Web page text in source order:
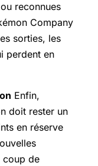
reconnues
Company
sorties, les
perdent en
Enfin,
doit rester un
en réserve
coup de